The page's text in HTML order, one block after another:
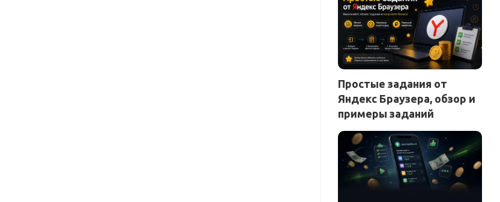
Простые задания от
Яндекс Браузера, обзор и
примеры заданий